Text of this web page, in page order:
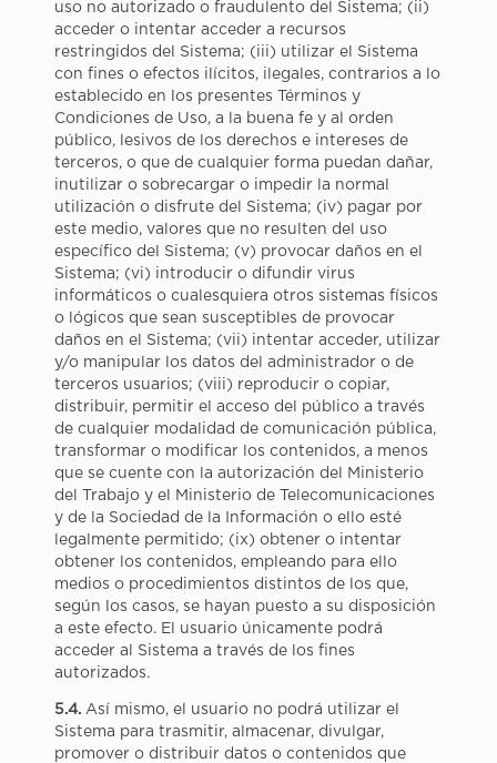
uso no autorizado o fraudulento del Sistema; (ii)
acceder o intentar acceder a recursos
restringidos del Sistema; (iii) utilizar el Sistema
con fines o efectos ilícitos, ilegales, contrarios a lo
establecido en los presentes Términos y
Condiciones de Uso, a la buena fe y al orden
público, lesivos de los derechos e intereses de
terceros, o que de cualquier forma puedan dañar,
inutilizar o sobrecargar o impedir la normal
utilización o disfrute del Sistema; (iv) pagar por
este medio, valores que no resulten del uso
específico del Sistema; (v) provocar daños en el
Sistema; (vi) introducir o difundir virus
informáticos o cualesquiera otros sistemas físicos
o lógicos que sean susceptibles de provocar
daños en el Sistema; (vii) intentar acceder, utilizar
y/o manipular los datos del administrador o de
terceros usuarios; (viii) reproducir o copiar,
distribuir, permitir el acceso del público a través
de cualquier modalidad de comunicación pública,
transformar o modificar los contenidos, a menos
que se cuente con la autorización del Ministerio
del Trabajo y el Ministerio de Telecomunicaciones
y de la Sociedad de la Información o ello esté
legalmente permitido; (ix) obtener o intentar
obtener los contenidos, empleando para ello
medios o procedimientos distintos de los que,
según los casos, se hayan puesto a su disposición
a este efecto. El usuario únicamente podrá
acceder al Sistema a través de los fines
autorizados.
5.4.Así mismo, el usuario no podrá utilizar el
Sistema para trasmitir, almacenar, divulgar,
promover o distribuir datos o contenidos que